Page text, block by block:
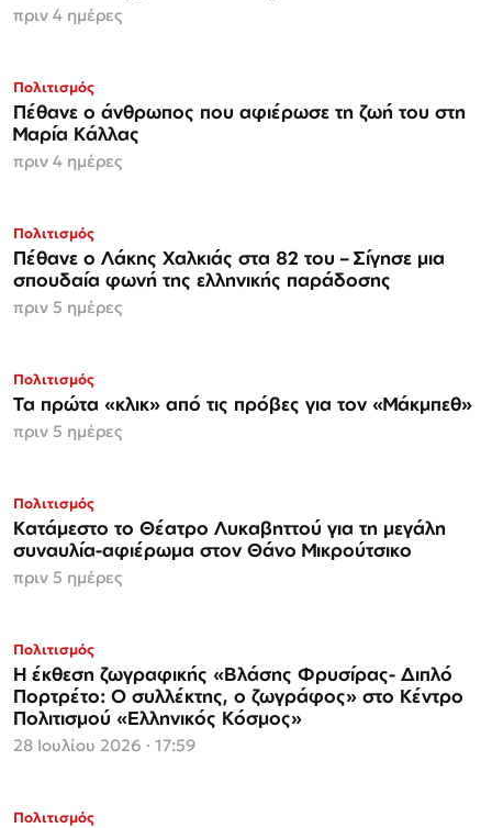
πριν 4 ημέρες
Πολιτισμός
Πέθανε ο άνθρωπος που αφιέρωσε τη ζωή του στη
Μαρία Κάλλας
πριν 4 ημέρες
Πολιτισμός
Πέθανε ο Λάκης Χαλκιάς στα 82 του – Σίγησε μια
σπουδαία φωνή της ελληνικής παράδοσης
πριν 5 ημέρες
Πολιτισμός
Τα πρώτα «κλικ» από τις πρόβες για τον «Μάκμπεθ»
πριν 5 ημέρες
Πολιτισμός
Κατάμεστο το Θέατρο Λυκαβηττού για τη μεγάλη
συναυλία-αφιέρωμα στον Θάνο Μικρούτσικο
πριν 5 ημέρες
Πολιτισμός
Η έκθεση ζωγραφικής «Βλάσης Φρυσίρας- Διπλό
Πορτρέτο: Ο συλλέκτης, ο ζωγράφος» στο Κέντρο
Πολιτισμού «Ελληνικός Κόσμος»
28 Ιουλίου 2026 · 17:59
Πολιτισμός